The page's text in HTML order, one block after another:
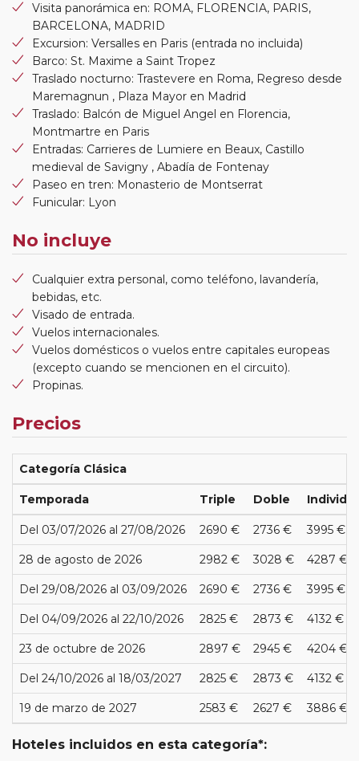
Visita panorámica en: ROMA, FLORENCIA, PARIS,
BARCELONA, MADRID
Excursion: Versalles en Paris (entrada no incluida)
Barco: St. Maxime a Saint Tropez
Traslado nocturno: Trastevere en Roma, Regreso desde
Maremagnun , Plaza Mayor en Madrid
Traslado: Balcón de Miguel Angel en Florencia,
Montmartre en Paris
Entradas: Carrieres de Lumiere en Beaux, Castillo
medieval de Savigny , Abadía de Fontenay
Paseo en tren: Monasterio de Montserrat
Funicular: Lyon
No incluye
Cualquier extra personal, como teléfono, lavandería,
bebidas, etc.
Visado de entrada.
Vuelos internacionales.
Vuelos domésticos o vuelos entre capitales europeas
(excepto cuando se mencionen en el circuito).
Propinas.
Precios
Categoría Clásica
Temporada Triple Doble
Del 03/07/2026 al 27/08/2026 2690 € 2736 € 3995 €
28 de agosto de 2026 2982 € 3028 € 4287 €
Del 29/08/2026 al 03/09/2026 2690 € 2736 € 3995 €
Del 04/09/2026 al 22/10/2026 2825 € 2873 € 4132 €
23 de octubre de 2026 2897 € 2945 € 4204 €
Del 24/10/2026 al 18/03/2027 2825 € 2873 € 4132 €
19 de marzo de 2027 2583 € 2627 € 3886 €
Hoteles incluidos en esta categoría*: